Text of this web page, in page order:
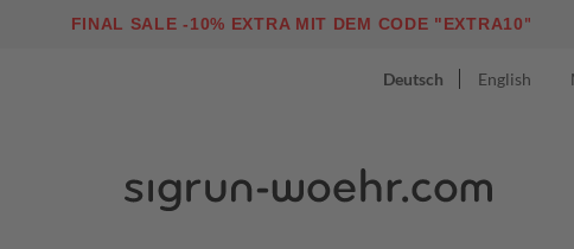
FINAL SALE -10% EXTRA MIT DEM CODE "EXTRA10"
Deutsch English